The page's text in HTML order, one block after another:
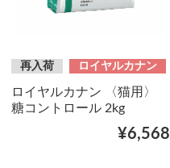
再入荷 ロイヤルカナン
ロイヤルカナン 〈猫用〉
糖コントロール 2kg
¥6,568